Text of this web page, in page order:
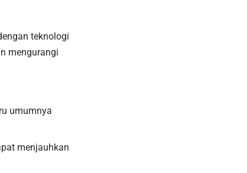
teknologi
mengurangi
umumnya
menjauhkan